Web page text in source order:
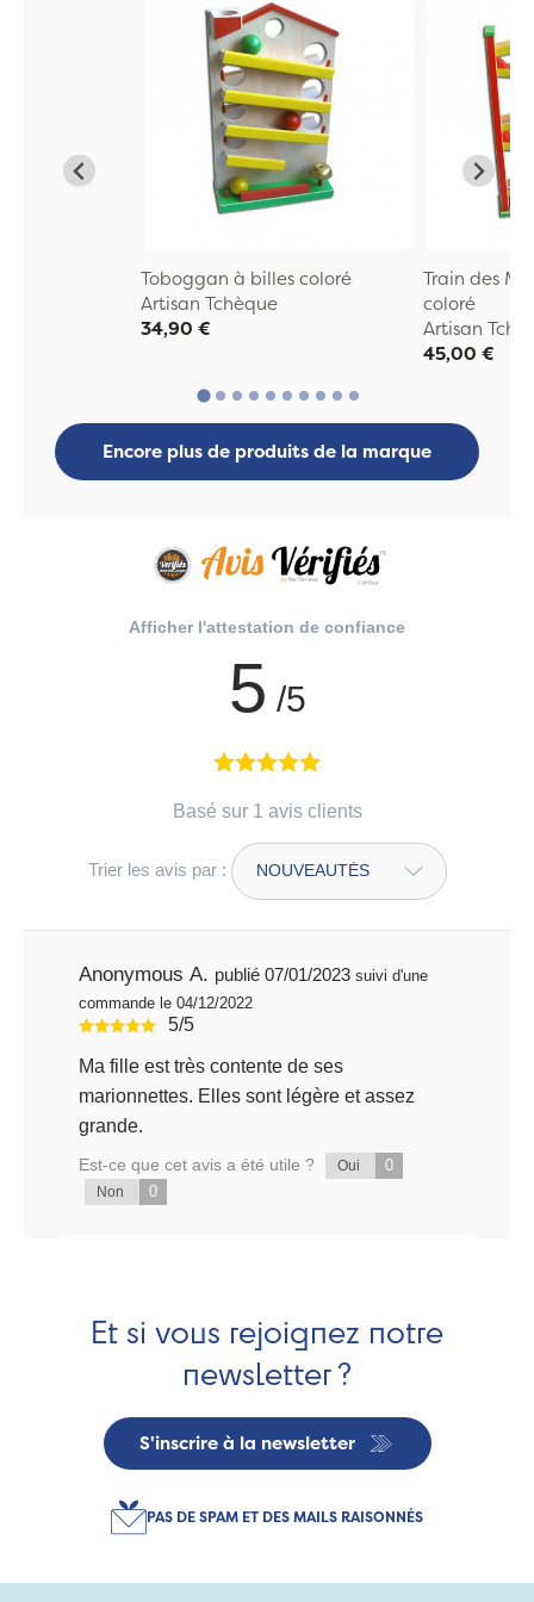
Toboggan à billes coloré
Artisan Tchèque
34,90 €
Train des
coloré
Artisan
45,00 €
Encore plus de produits de la marque
Afficher l'attestation de confiance
5 /5
Basé sur 1 avis clients
Trier les avis par :
Anonymous A. publié 07/01/2023 suivi d'une
commande le 04/12/2022
5/5
Ma fille est très contente de ses
marionnettes. Elles sont légère et assez
grande.
Est-ce que cet avis a été utile ? Oui 0
Non 0
Et si vous rejoignez notre
newsletter ?
S'inscrire à la newsletter
PAS DE SPAM ET DES MAILS RAISONNÉS